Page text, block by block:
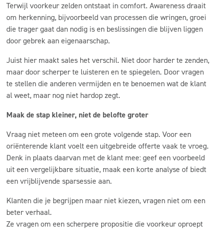
Terwijl voorkeur zelden ontstaat in comfort. Awareness draait
om herkenning, bijvoorbeeld van processen die wringen, groei
die trager gaat dan nodig is en beslissingen die blijven liggen
door gebrek aan eigenaarschap.
Juist hier maakt sales het verschil. Niet door harder te zenden,
maar door scherper te luisteren en te spiegelen. Door vragen
te stellen die anderen vermijden en te benoemen wat de klant
al weet, maar nog niet hardop zegt.
Maak de stap kleiner, niet de belofte groter
Vraag niet meteen om een grote volgende stap. Voor een
oriënterende klant voelt een uitgebreide offerte vaak te vroeg.
Denk in plaats daarvan met de klant mee: geef een voorbeeld
uit een vergelijkbare situatie, maak een korte analyse of biedt
een vrijblijvende sparsessie aan.
Klanten die je begrijpen maar niet kiezen, vragen niet om een
beter verhaal.
Ze vragen om een scherpere propositie die voorkeur oproept